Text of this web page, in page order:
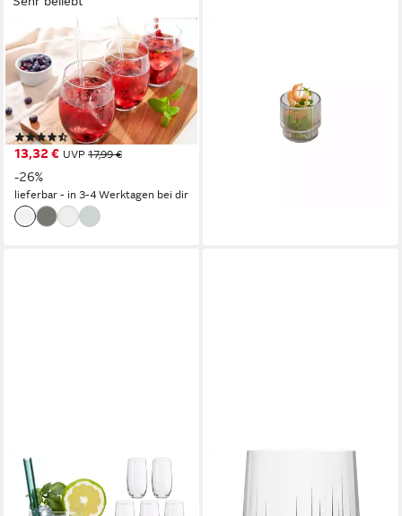
RITZENHOFF & BREKER
Gläser-Set Spritz,
Longdrinkglas, 8-tlg., Glas, inkl.
Glas-Trinkhalme, 590 ml,
spülmaschinenfest
(134)
13,32 € UVP 17,99 €
-26%
lieferbar - in 3-4 Werktagen bei dir
UVP39,99 €